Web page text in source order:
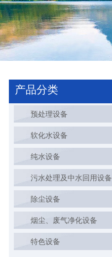
产品分类
预处理设备
软化水设备
纯水设备
污水处理及中水回用设备
除尘设备
烟尘、废气净化设备
特色设备